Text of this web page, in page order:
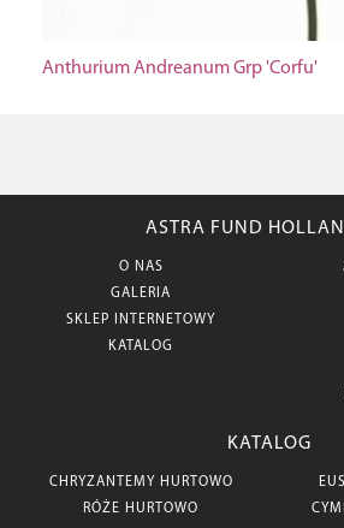
Anthurium Andreanum Grp 'Corfu'
ASTRA FUND
O NAS
GALERIA
SKLEP INTERNETOWY
KATALOG
KATALOG
CHRYZANTEMY HURTOWO
RÓŻE HURTOWO